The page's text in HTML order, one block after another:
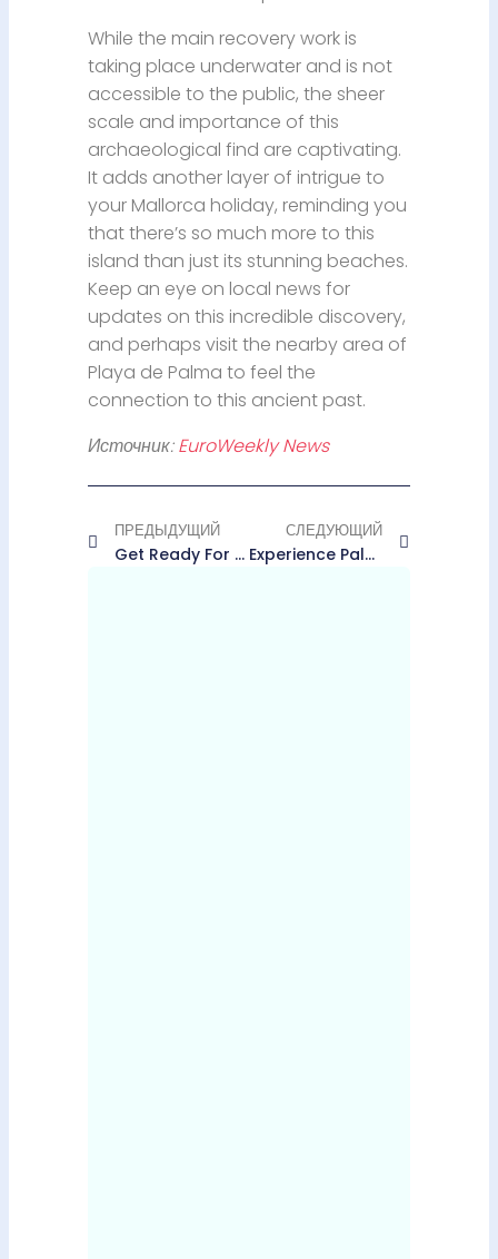
While the main recovery work is
taking place underwater and is not
accessible to the public, the sheer
scale and importance of this
archaeological find are captivating.
It adds another layer of intrigue to
your Mallorca holiday, reminding you
that there’s so much more to this
island than just its stunning beaches.
Keep an eye on local news for
updates on this incredible discovery,
and perhaps visit the nearby area of
Playa de Palma to feel the
connection to this ancient past.
Источник:EuroWeekly News
ПРЕДЫДУЩИЙ
Get Ready For The Binter NightRun Series In Palma This May
СЛЕДУЮЩИЙ
Experience Palma Cathedral From A Breathtaking New Perspective